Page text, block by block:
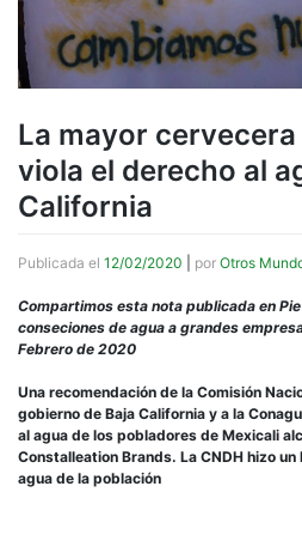
La mayor
viola el derecho al
California
Publicada el 12/02/2020 por Otros
Compartimos esta nota publicada en
conseciones de agua a grandes
Febrero de 2020
Una recomendación de la Comisión
gobierno de Baja California y a la
al agua de los pobladores de Mexicali
Constalleation Brands. La CNDH hizo
agua de la población